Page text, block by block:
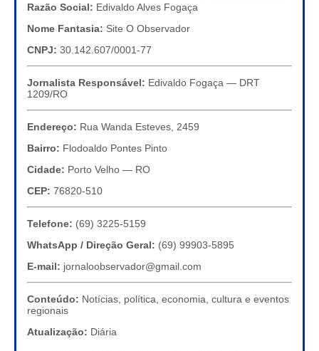
Razão Social: Edivaldo Alves Fogaça
Nome Fantasia: Site O Observador
CNPJ: 30.142.607/0001-77
Jornalista Responsável: Edivaldo Fogaça — DRT
1209/RO
Endereço: Rua Wanda Esteves, 2459
Bairro: Flodoaldo Pontes Pinto
Cidade: Porto Velho — RO
CEP: 76820-510
Telefone: (69) 3225-5159
WhatsApp / Direção Geral: (69) 99903-5895
E-mail: jornaloobservador@gmail.com
Conteúdo: Notícias, política, economia, cultura e eventos
regionais
Atualização: Diária